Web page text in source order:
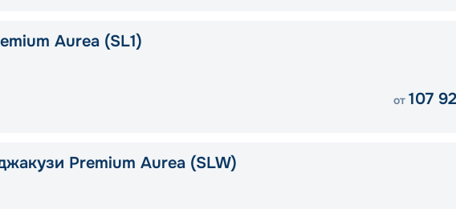
Aurea (SL1)
от 107
Premium Aurea (SLW)